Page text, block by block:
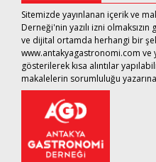
Sitemizde yayınlanan içerik ve
Derneği'nin yazılı izni
ve dijital ortamda herhangi bir
www.antakyagastronomi.com ve
gösterilerek kısa alıntılar
makalelerin sorumluluğu